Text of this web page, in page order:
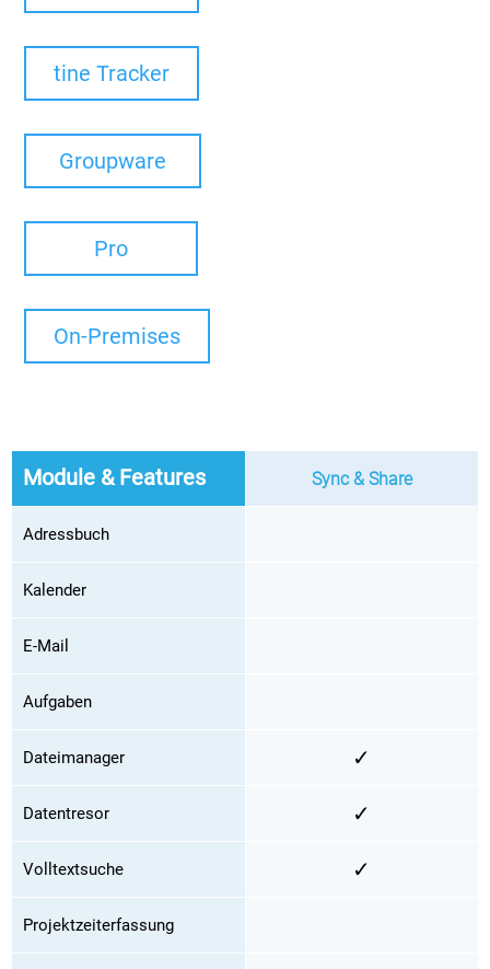
tine Tracker
Groupware
Pro
On-Premises
Module & Features
Adressbuch
Kalender
E-Mail
Aufgaben
Dateimanager
Datentresor
Volltextsuche
Projektzeiterfassung
Sync & Share
✓
✓
✓